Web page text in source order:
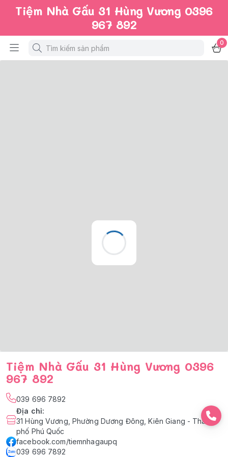
Tiệm Nhà Gấu 31 Hùng Vương 0396
967 892
0
Tiệm Nhà Gấu 31 Hùng Vương 0396
967 892
039 696 7892
Địa chỉ:
31 Hùng Vương, Phường Dương Đông, Kiên Giang - Thành
phố Phú Quốc
facebook.com/tiemnhagaupq
039 696 7892